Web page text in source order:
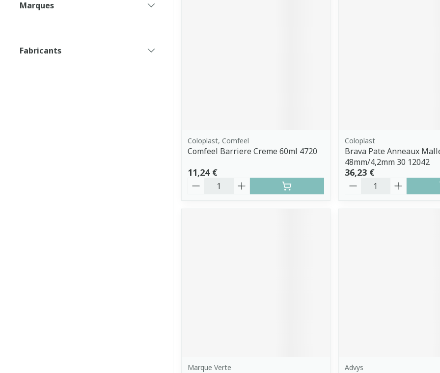
Marques
Fabricants
Coloplast, Comfeel
Comfeel Barriere Creme 60ml 4720
11,24 €
Quantité
Coloplast
Brava Pate Anneaux
48mm/4,2mm 30 12042
36,23 €
Quantité
Marque Verte Advys